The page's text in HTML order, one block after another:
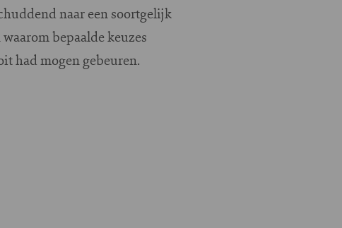
naar een soortgelijk
bepaalde keuzes
had mogen gebeuren.